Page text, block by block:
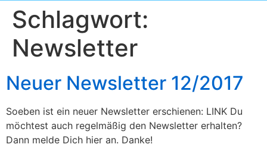
Schlagwort:
Newsletter
Neuer Newsletter 12/2017
Soeben ist ein neuer Newsletter erschienen: LINK Du
möchtest auch regelmäßig den Newsletter erhalten?
Dann melde Dich hier an. Danke!